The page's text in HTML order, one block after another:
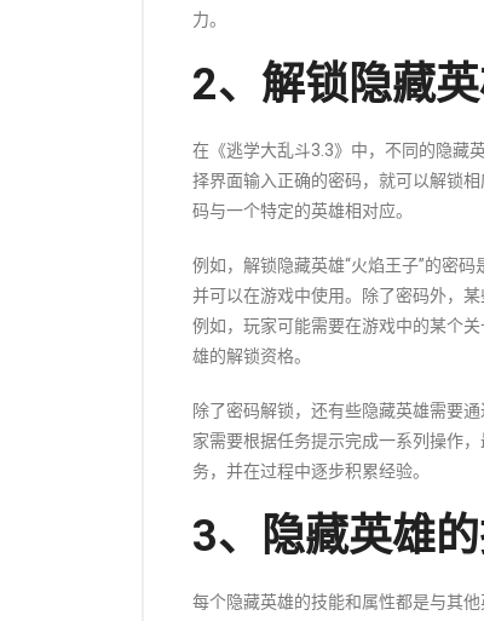
力。
2、解锁隐藏
在《逃学大乱斗3.3》中，不同的隐藏
择界面输入正确的密码，就可以解锁
码与一个特定的英雄相对应。
例如，解锁隐藏英雄“火焰王子”的密
并可以在游戏中使用。除了密码外，
例如，玩家可能需要在游戏中的某个
雄的解锁资格。
除了密码解锁，还有些隐藏英雄需要
家需要根据任务提示完成一系列操作
务，并在过程中逐步积累经验。
3、隐藏英雄
每个隐藏英雄的技能和属性都是与其